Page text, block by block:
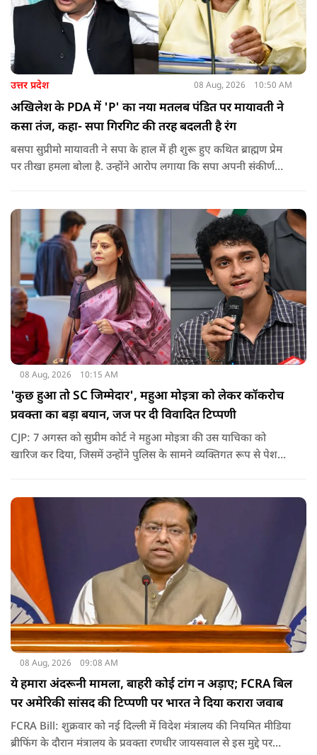
उत्तर प्रदेश 08 Aug, 2026 10:50 AM
अखिलेश के PDA में 'P' का नया मतलब पंडित पर मायावती ने
कसा तंज, कहा- सपा गिरगिट की तरह बदलती है रंग
बसपा सुप्रीमो मायावती ने सपा के हाल में ही शुरू हुए कथित ब्राह्मण प्रेम
पर तीखा हमला बोला है. उन्होंने आरोप लगाया कि सपा अपनी संकीर्ण
08 Aug, 2026 10:15 AM
'कुछ हुआ तो SC जिम्मेदार', महुआ मोइत्रा को लेकर कॉकरोच
प्रवक्ता का बड़ा बयान, जज पर दी विवादित टिप्पणी
CJP: 7 अगस्त को सुप्रीम कोर्ट ने महुआ मोइत्रा की उस याचिका को
खारिज कर दिया, जिसमें उन्होंने पुलिस के सामने व्यक्तिगत रूप से पेश
केंद्र बन गई है.
08 Aug, 2026 09:08 AM
ये हमारा अंदरूनी मामला, बाहरी कोई टांग न अड़ाए; FCRA बिल
पर अमेरिकी सांसद की टिप्पणी पर भारत ने दिया करारा जवाब
FCRA Bill: शुक्रवार को नई दिल्ली में विदेश मंत्रालय की नियमित मीडिया
ब्रीफिंग के दौरान मंत्रालय के प्रवक्ता रणधीर जायसवाल से इस मुद्दे पर